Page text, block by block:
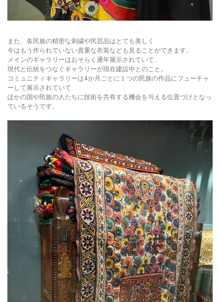
また、各民族の精密な刺繍や民芸品はとても美しく
今はもう作られていない貴重な衣装なども見ることができます。
メインのギャラリーはおそらく通年展示されていて、
現代と伝統をつなぐギャラリーが現在建設中とのこと。
コミュニティギャラリーは4か月ごとに１つの民族の作品にフューチャ
ーして展示されていて
ほかの国や民族の人たちに技術を共有する機会を与える位置づけとなっ
ているそうです。